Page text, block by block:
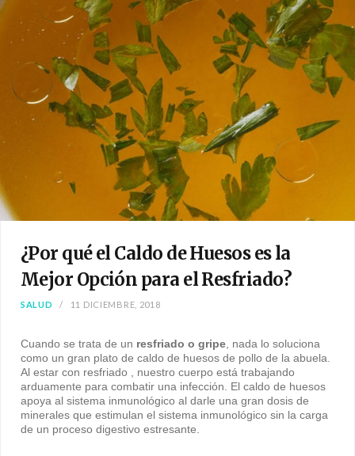
o r r
a
¿Por qué el Caldo de Huesos es la
Mejor Opción para el Resfriado?
SALUD 11 DICIEMBRE, 2018
Cuando se trata de un resfriado o gripe , nada lo soluciona
como un gran plato de caldo de huesos de pollo de la abuela.
Al estar con resfriado , nuestro cuerpo está trabajando
arduamente para combatir una infección. El caldo de huesos
apoya al sistema inmunológico al darle una gran dosis de
minerales que estimulan el sistema inmunológico sin la carga
de un proceso digestivo estresante.